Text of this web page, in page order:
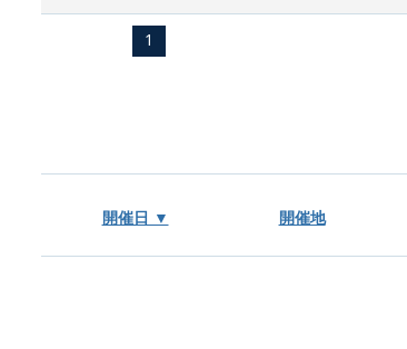
1
開催日 ▼ 開催地